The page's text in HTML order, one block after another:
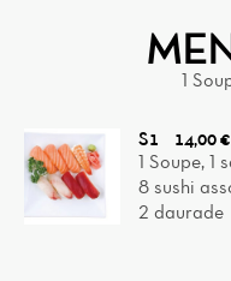
1
S1
14,00 €
1 Soupe, 1
8 sushi
2 daurade